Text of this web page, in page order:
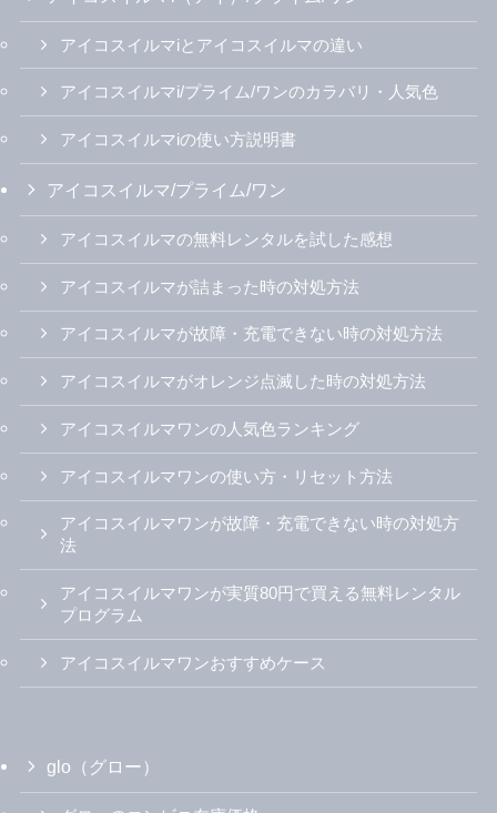
Recommended by
人気記事ランキング
全カテゴリ IQOS glo Ploom
【4/10最新】新アイコスイルマアイ/プライム/
ワンのコンビニ割引・種類・キャンペーン情
報新のまとめ
【2026年夏の割引】アイコスイルマアイシリ
ンペーン開始は8月31日（月）から | アイコス
全12種類レビュー！アイコスイルマのセンテ
ィア人気フレーバーランキング！テリアとの
違いを解説
【glo】グローヒーロ/プラス専用たばこ
「Virto（ヴァルト）」全8銘柄レビュー｜おす
すめ銘柄は？ | アイコスさん
【2023年最新】アイコスイルマテリアの全18